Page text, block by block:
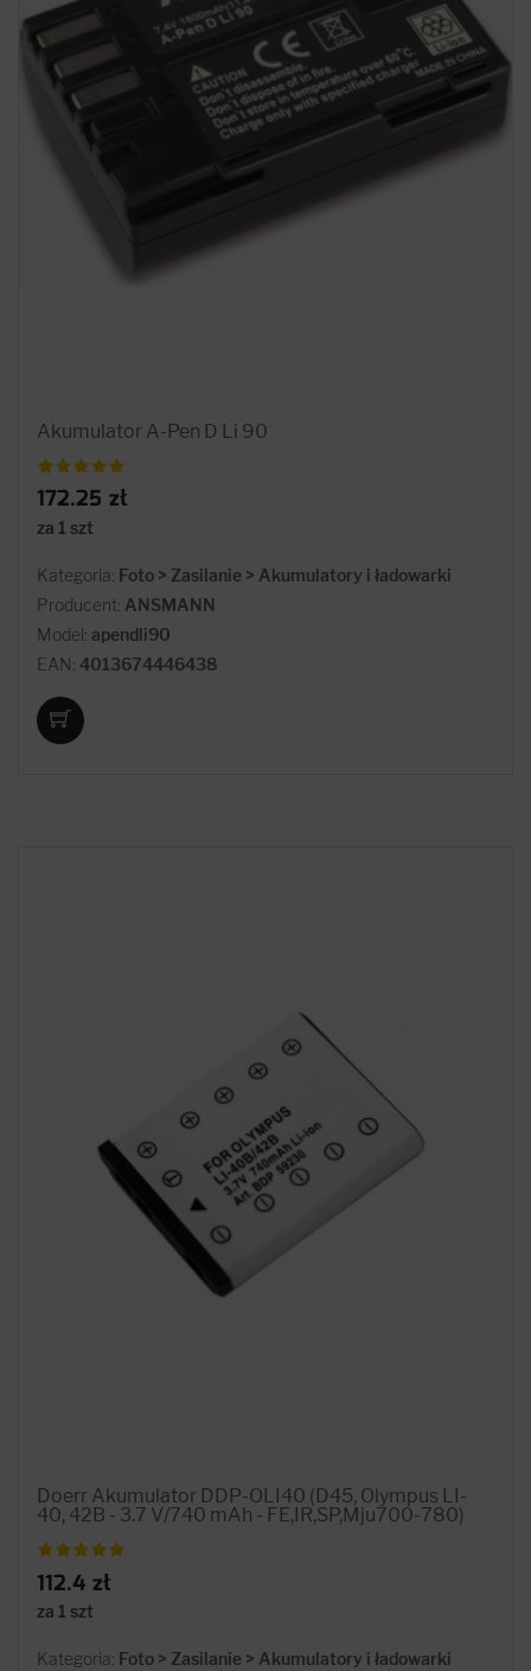
Akumulator A-Pen D Li 90
172.25 zł
za 1 szt
Kategoria: Foto > Zasilanie > Akumulatory i ładowarki
Producent: ANSMANN
Model: apendli90
EAN: 4013674446438
Doerr Akumulator DDP-OLI40 (D45, Olympus LI-
40, 42B - 3.7 V/740 mAh - FE,IR,SP,Mju700-780)
112.4 zł
za 1 szt
Kategoria: Foto > Zasilanie > Akumulatory i ładowarki